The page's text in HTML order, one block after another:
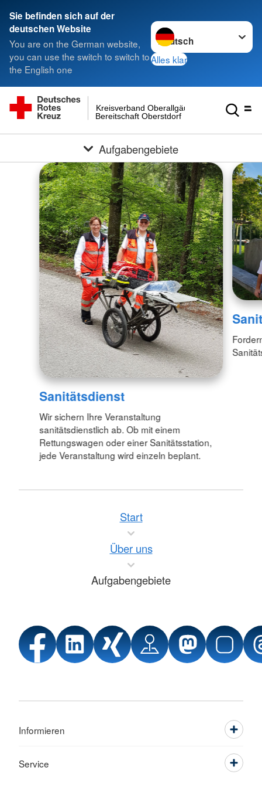
Sie befinden sich auf der
deutschen Website
You are on the German website,
you can use the switch to switch to
the English one
Sprache wechseln zu
Alles klar
Bereitschaft Oberstdorf
Kreisverband Oberallgäu
Aufgabengebiete
Sanitätsdienst
Wir sichern Ihre Veranstaltung
sanitätsdienstlich ab. Ob mit einem
Rettungswagen oder einer Sanitätsstation,
jede Veranstaltung wird einzeln beplant.
Start
Über uns
Aufgabengebiete
Informieren
Service